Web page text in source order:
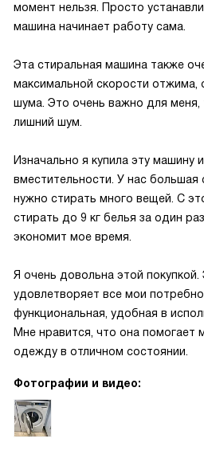
момент нельзя. Просто
машина начинает работу сама.
Эта стиральная машина также
максимальной скорости отжима,
шума. Это очень важно для меня,
лишний шум.
Изначально я купила эту машину
вместительности. У нас большая
нужно стирать много вещей. С
стирать до 9 кг белья за один
экономит мое время.
Я очень довольна этой
удовлетворяет все мои
функциональная, удобная в
Мне нравится, что она помогает
одежду в отличном состоянии.
Фотографии и видео: